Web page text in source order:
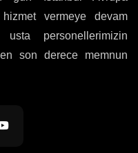
vermeye devam
personellerimizin
son derece memnun